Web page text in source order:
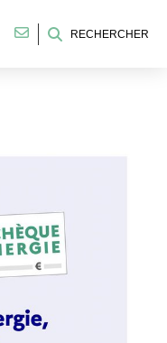
RECHERCHER